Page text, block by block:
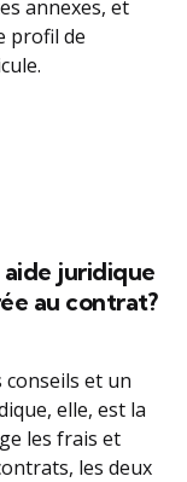
annexes, et
profil de
juridique
au contrat?
conseils et un
elle, est la
les frais et
les deux